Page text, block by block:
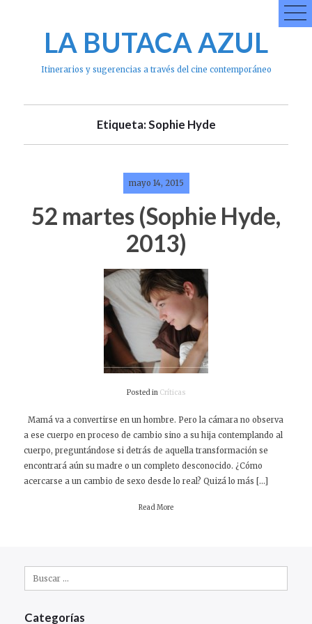
LA BUTACA AZUL
Itinerarios y sugerencias a través del cine contemporáneo
Etiqueta: Sophie Hyde
mayo 14, 2015
52 martes (Sophie Hyde,
2013)
Posted in Críticas
Mamá va a convertirse en un hombre. Pero la cámara no observa
a ese cuerpo en proceso de cambio sino a su hija contemplando al
cuerpo, preguntándose si detrás de aquella transformación se
encontrará aún su madre o un completo desconocido. ¿Cómo
acercarse a un cambio de sexo desde lo real? Quizá lo más […]
Read More
Buscar:
Categorías